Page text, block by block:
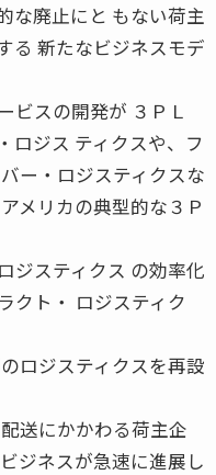
な廃止にと もない荷主
る 新たなビジネスモデ
ビスの開発が ３ＰＬ
ロジス ティクスや、フ
ー・ロジスティクスな
メリカの典型的な３Ｐ
ジスティクス の効率化
クト・ ロジスティク
ロジスティクスを再設
送にかかわる荷主企
ジネスが急速に進展し